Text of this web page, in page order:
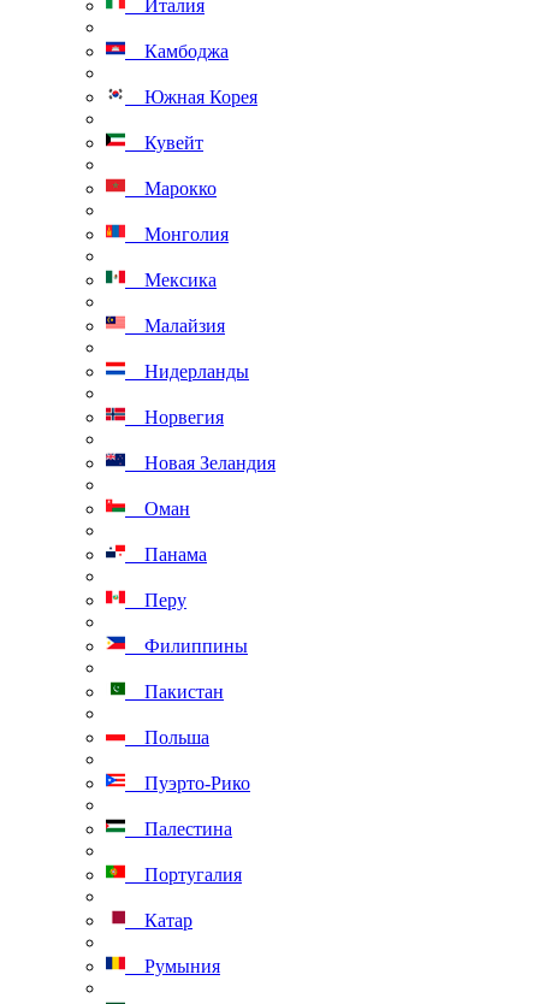
Италия
Камбоджа
Южная Корея
Кувейт
Марокко
Монголия
Мексика
Малайзия
Нидерланды
Норвегия
Новая Зеландия
Оман
Панама
Перу
Филиппины
Пакистан
Польша
Пуэрто-Рико
Палестина
Португалия
Катар
Румыния